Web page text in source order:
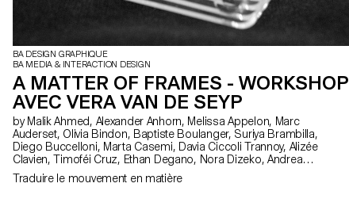
BA DESIGN GRAPHIQUE
BA MEDIA & INTERACTION DESIGN
A MATTER OF FRAMES - WORKSHOP
AVEC VERA VAN DE SEYP
by Malik Ahmed, Alexander Anhorn, Melissa Appelon, Marc
Auderset, Olivia Bindon, Baptiste Boulanger, Suriya Brambilla,
Diego Buccelloni, Marta Casemi, Davia Ciccoli Trannoy, Alizée
Clavien, Timoféi Cruz, Ethan Degano, Nora Dizeko, Andrea
Domínguez Formet, Mathias Dugenne, Mathias Gelin, Tanguy
Genier, Lila Gomez Gaillet, Juliana Granato, Xenia Grange,
Traduire le mouvement en matière